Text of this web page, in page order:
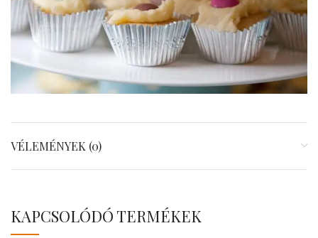
VÉLEMÉNYEK (0)
KAPCSOLÓDÓ TERMÉKEK